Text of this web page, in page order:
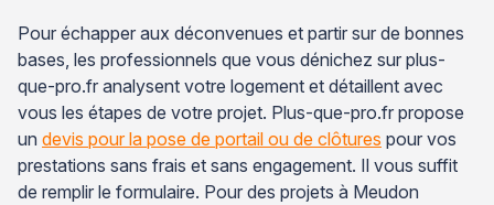
Pour échapper aux déconvenues et partir sur de bonnes
bases, les professionnels que vous dénichez sur plus-
que-pro.fr analysent votre logement et détaillent avec
vous les étapes de votre projet. Plus-que-pro.fr propose
un devis pour la pose de portail ou de clôtures pour vos
prestations sans frais et sans engagement. Il vous suffit
de remplir le formulaire. Pour des projets à Meudon